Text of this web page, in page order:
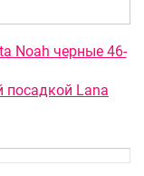
Noah черные 46-
посадкой Lana